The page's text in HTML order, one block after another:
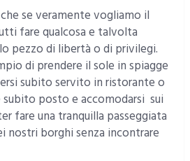
se veramente vogliamo il
fare qualcosa e talvolta
pezzo di libertà o di privilegi.
di prendere il sole in spiagge
subito servito in ristorante o
posto e accomodarsi sui
fare una tranquilla passeggiata
nostri borghi senza incontrare